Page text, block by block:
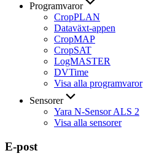
Programvaror
CropPLAN
Dataväxt-appen
CropMAP
CropSAT
LogMASTER
DVTime
Visa alla programvaror
Sensorer
Yara N-Sensor ALS 2
Visa alla sensorer
E-post